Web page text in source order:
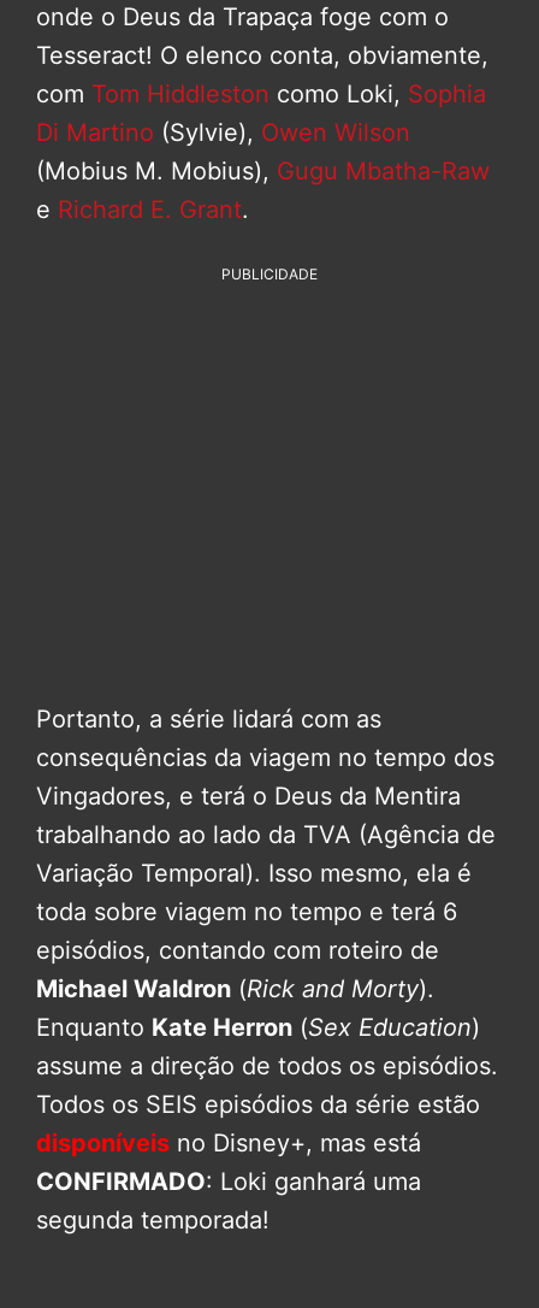
onde o Deus da Trapaça foge com o
Tesseract! O elenco conta, obviamente,
com Tom Hiddleston como Loki, Sophia
Di Martino (Sylvie), Owen Wilson
(Mobius M. Mobius), Gugu Mbatha-Raw
e Richard E. Grant.
PUBLICIDADE
Portanto, a série lidará com as
consequências da viagem no tempo dos
Vingadores, e terá o Deus da Mentira
trabalhando ao lado da TVA (Agência de
Variação Temporal). Isso mesmo, ela é
toda sobre viagem no tempo e terá 6
episódios, contando com roteiro de
Michael Waldron (Rick and Morty).
Enquanto Kate Herron (Sex Education)
assume a direção de todos os episódios.
Todos os SEIS episódios da série estão
disponíveis no Disney+, mas está
CONFIRMADO: Loki ganhará uma
segunda temporada!